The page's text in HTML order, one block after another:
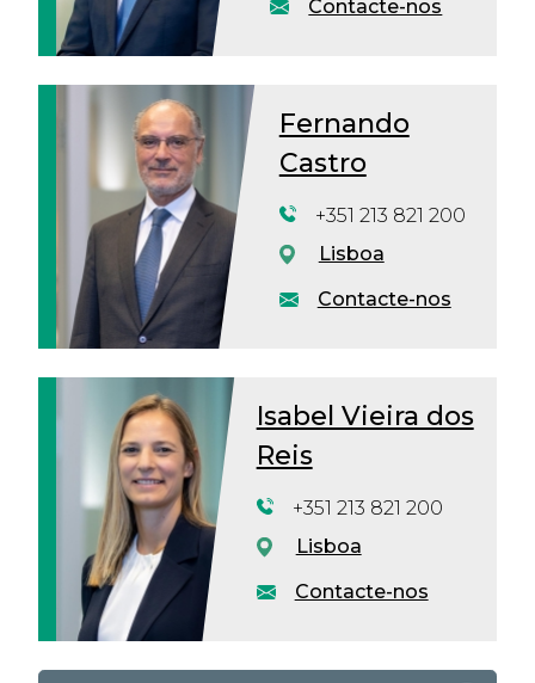
Contacte-nos
Fernando
Castro
Contacte-nos
+351 213 821 200
Lisboa
Isabel Vieira dos
Reis
Contacte-nos
+351 213 821 200
Lisboa